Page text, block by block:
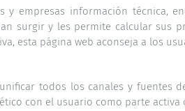
y empresas información técnica,
surgir y les permite calcular sus
esta página web aconseja a los
todos los canales y fuentes
con el usuario como parte activa